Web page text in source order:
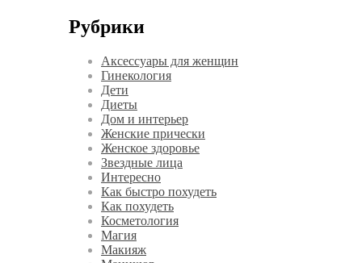
Рубрики
Аксессуары для женщин
Гинекология
Дети
Диеты
Дом и интерьер
Женские прически
Женское здоровье
Звездные лица
Интересно
Как быстро похудеть
Как похудеть
Косметология
Магия
Макияж